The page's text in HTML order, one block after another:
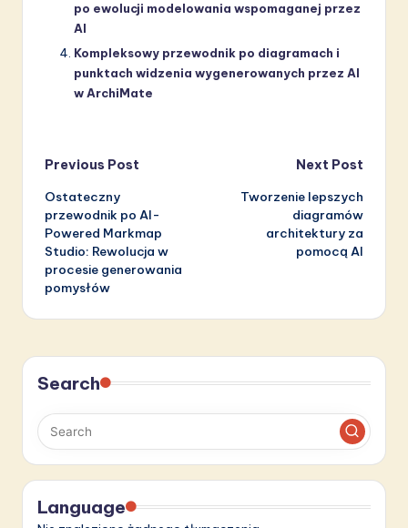
po ewolucji modelowania wspomaganej przez
AI
Kompleksowy przewodnik po diagramach i
punktach widzenia wygenerowanych przez AI
w ArchiMate
Post
navigation
Previous Post
Ostateczny
przewodnik po AI-
Powered Markmap
Studio: Rewolucja w
procesie generowania
pomysłów
Next Post
Tworzenie lepszych
diagramów
architektury za
pomocą AI
Search
Language